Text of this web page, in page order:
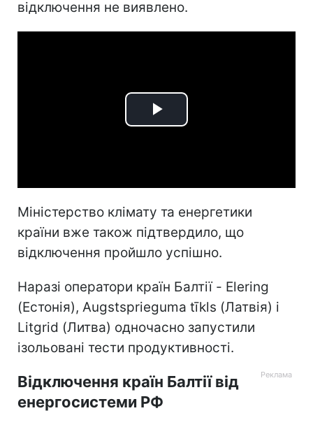
відключення не виявлено.
Play
Міністерство клімату та енергетики
країни вже також підтвердило, що
відключення пройшло успішно.
Наразі оператори країн Балтії - Elering
(Естонія), Augstsprieguma tīkls (Латвія) і
Litgrid (Литва) одночасно запустили
ізольовані тести продуктивності.
Відключення країн Балтії від
енергосистеми РФ